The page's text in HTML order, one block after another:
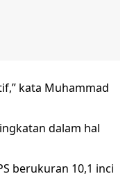
kata Muhammad
dalam hal
berukuran 10,1 inci